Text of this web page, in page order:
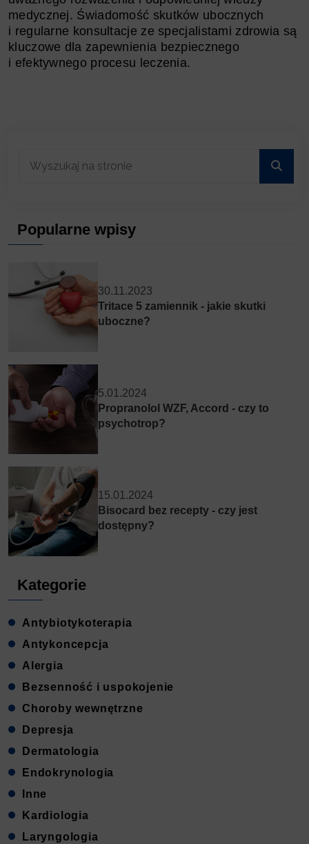
medycznej. Świadomość skutków ubocznych
i regularne konsultacje ze specjalistami zdrowia są
kluczowe dla zapewnienia bezpiecznego
i efektywnego procesu leczenia.
Popularne wpisy
30.11.2023
Tritace 5 zamiennik - jakie skutki
uboczne?
5.01.2024
Propranolol WZF, Accord - czy to
psychotrop?
15.01.2024
Bisocard bez recepty - czy jest
dostępny?
Kategorie
Antybiotykoterapia
Antykoncepcja
Alergia
Bezsenność i uspokojenie
Choroby wewnętrzne
Depresja
Dermatologia
Endokrynologia
Inne
Kardiologia
Laryngologia